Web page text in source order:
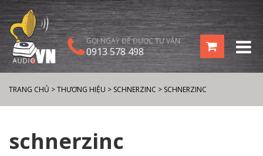
GỌI NGAY ĐỂ ĐƯỢC TƯ VẤN
0913 578 498
TRANG CHỦ >THƯƠNG HIỆU > SCHNERZINC > SCHNERZINC
schnerzinc